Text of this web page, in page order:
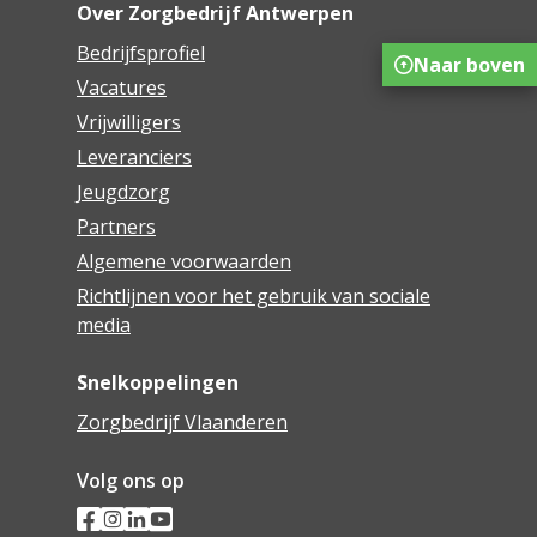
Over Zorgbedrijf Antwerpen
Bedrijfsprofiel
Vacatures
Vrijwilligers
Leveranciers
Jeugdzorg
Partners
Algemene voorwaarden
Richtlijnen voor het gebruik van sociale
media
Snelkoppelingen
Zorgbedrijf Vlaanderen
Volg ons op
Naar boven